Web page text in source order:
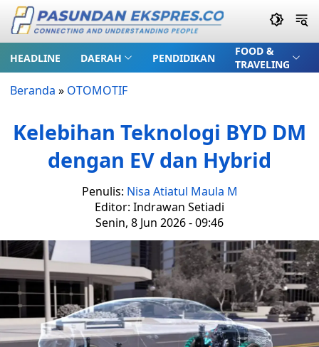
HEADLINE DAERAH PENDIDIKAN
FOOD &
TRAVELING
Beranda » OTOMOTIF
Kelebihan Teknologi BYD DM
dengan EV dan Hybrid
Penulis: Nisa Atiatul Maula M
Editor: Indrawan Setiadi
Senin, 8 Jun 2026 - 09:46